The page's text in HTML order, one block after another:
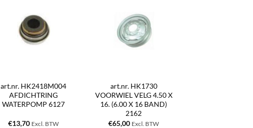
art.nr. HK2418M004
AFDICHTRING
WATERPOMP 6127
€13,70 Excl. BTW
art.nr. HK1730
VOORWIEL VELG 4.50 X
16. (6.00 X 16 BAND)
2162
€65,00 Excl. BTW